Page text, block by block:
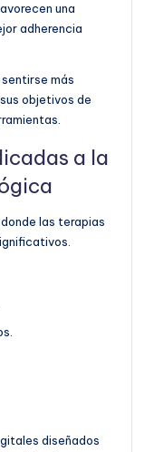
una
adherencia
más
objetivos de
a la
las terapias
diseñados